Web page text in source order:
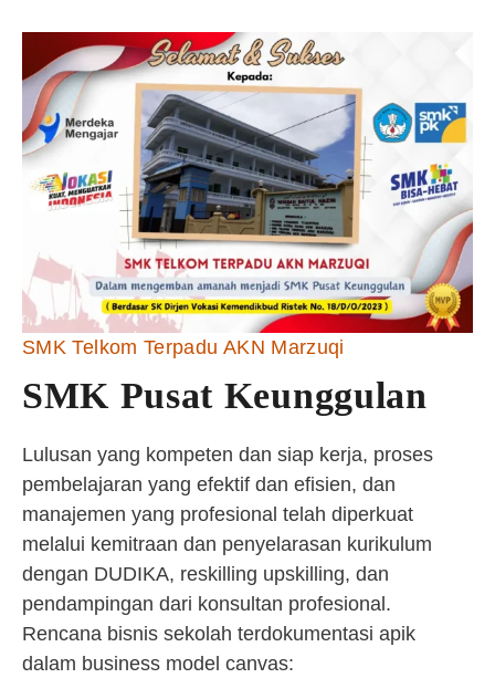
SMK Telkom Terpadu AKN Marzuqi
SMK Pusat Keunggulan
Lulusan yang kompeten dan siap kerja, proses
pembelajaran yang efektif dan efisien, dan
manajemen yang profesional telah diperkuat
melalui kemitraan dan penyelarasan kurikulum
dengan DUDIKA, reskilling upskilling, dan
pendampingan dari konsultan profesional.
Rencana bisnis sekolah terdokumentasi apik
dalam business model canvas: